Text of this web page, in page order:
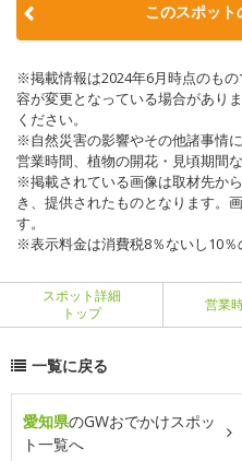
このスポット
※掲載情報は2024年6月時点のも
容が変更となっている場合があり
ください。
※自然災害の影響やその他諸事情
営業時間、植物の開花・見頃期間
※掲載されている画像は取材先か
き、提供されたものとなります。
す。
※表示料金は消費税8％ないし10％
スポット詳細
トップ
営業
一覧に戻る
愛知県のGWおでかけスポッ
ト一覧へ